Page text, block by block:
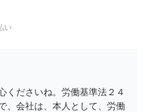
要件の有無が問題となりま
その他の要素から判断され
ります。法的責任をきちん
り詳しく、上記に関係した法
正確に分析してもらい、今
い
くださいね。労働基準法２４
、会社は、本人として、労働